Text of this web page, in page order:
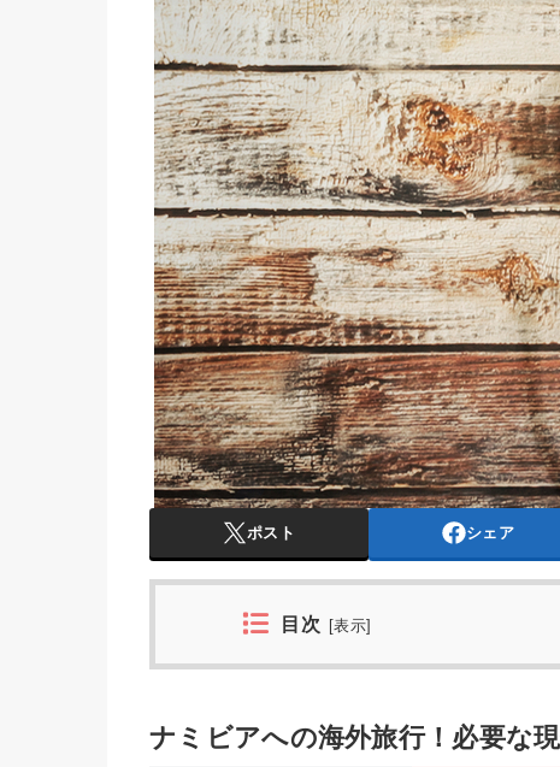
ポスト シェア
目次 [表示
ナミビアへの海外旅行！必要な